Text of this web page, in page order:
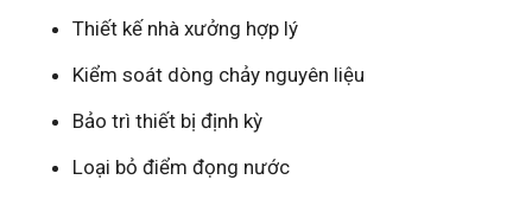
Thiết kế nhà xưởng hợp lý
Kiểm soát dòng chảy nguyên liệu
Bảo trì thiết bị định kỳ
Loại bỏ điểm đọng nước